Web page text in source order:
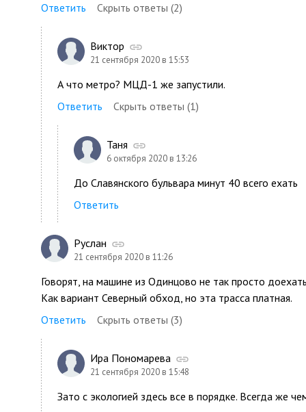
Ответить
Скрыть ответы (2)
Виктор
21 сентября 2020 в 15:53
А что метро? МЦД-1 же запустили.
Ответить
Скрыть ответы (1)
Таня
6 октября 2020 в 13:26
До Славянского бульвара минут 40 всего ехать
Ответить
Руслан
21 сентября 2020 в 11:26
Говорят, на машине из Одинцово не так просто
Как вариант Северный обход, но эта трасса платная.
Ответить
Скрыть ответы (3)
Ира Пономарева
21 сентября 2020 в 15:48
Зато с экологией здесь все в порядке. Всегда же